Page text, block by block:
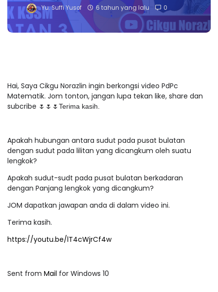
Yu. Suffi Yusof 6 tahun yang lalu 0
Hai, Saya Cikgu Norazlin ingin berkongsi video PdPc
Matematik. Jom tonton, jangan lupa tekan like, share dan
subcribe 🌷🌷🌷Terima kasih.
Apakah hubungan antara sudut pada pusat bulatan
dengan sudut pada lilitan yang dicangkum oleh suatu
lengkok?
Apakah sudut-sudt pada pusat bulatan berkadaran
dengan Panjang lengkok yang dicangkum?
JOM dapatkan jawapan anda di dalam video ini.
Terima kasih.
https://youtu.be/lT4cWjrCf4w
Sent from Mail for Windows 10